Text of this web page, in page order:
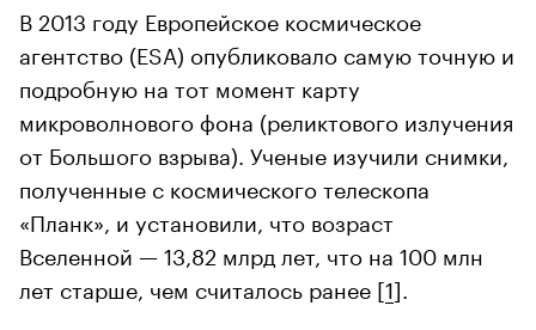
В 2013 году Европейское космическое
агентство (ESA) опубликовало самую точную и
подробную на тот момент карту
микроволнового фона (реликтового излучения
от Большого взрыва). Ученые изучили снимки,
полученные с космического телескопа
«Планк», и установили, что возраст
Вселенной — 13,82 млрд лет, что на 100 млн
лет старше, чем считалось ранее [1].